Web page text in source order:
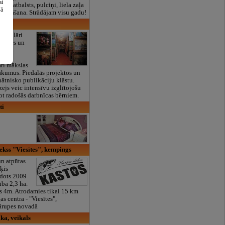
atbalsts, pulciņi, liela zaļa
Strādājam visu gadu!
regulāri
un
mākslas
Piedalās projektos un
publikāciju klāstu.
veic intensīvu izglītojošu
radošās darbnīcas bērniem.
"Viesītes", kempings
atpūtas
2009
2,3 ha.
4m. Atrodamies tikai 15 km
centra - "Viesītes",
novadā
veikals